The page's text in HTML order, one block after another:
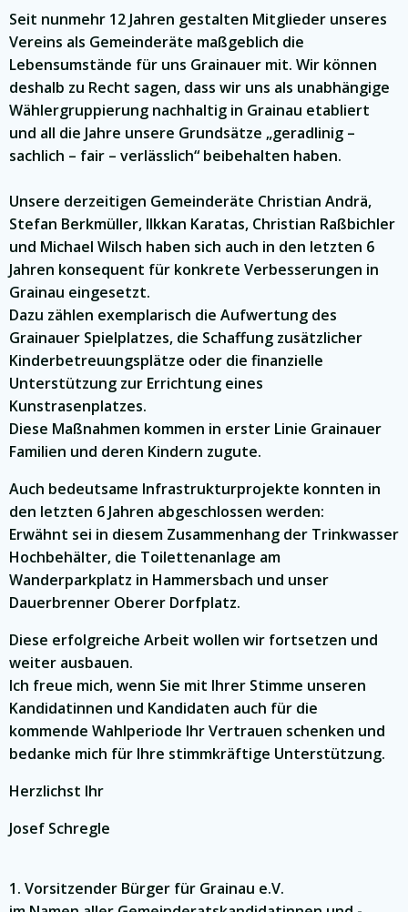
Seit nunmehr 12 Jahren gestalten Mitglieder unseres
Vereins als Gemeinderäte maßgeblich die
Lebensumstände für uns Grainauer mit. Wir können
deshalb zu Recht sagen, dass wir uns als unabhängige
Wählergruppierung nachhaltig in Grainau etabliert
und all die Jahre unsere Grundsätze „geradlinig –
sachlich – fair – verlässlich“ beibehalten haben.
Unsere derzeitigen Gemeinderäte Christian Andrä,
Stefan Berkmüller, Ilkkan Karatas, Christian Raßbichler
und Michael Wilsch haben sich auch in den letzten 6
Jahren konsequent für konkrete Verbesserungen in
Grainau eingesetzt.
Dazu zählen exemplarisch die Aufwertung des
Grainauer Spielplatzes, die Schaffung zusätzlicher
Kinderbetreuungsplätze oder die finanzielle
Unterstützung zur Errichtung eines
Kunstrasenplatzes.
Diese Maßnahmen kommen in erster Linie Grainauer
Familien und deren Kindern zugute.
Auch bedeutsame Infrastrukturprojekte konnten in
den letzten 6 Jahren abgeschlossen werden:
Erwähnt sei in diesem Zusammenhang der Trinkwasser
Hochbehälter, die Toilettenanlage am
Wanderparkplatz in Hammersbach und unser
Dauerbrenner Oberer Dorfplatz.
Diese erfolgreiche Arbeit wollen wir fortsetzen und
weiter ausbauen.
Ich freue mich, wenn Sie mit Ihrer Stimme unseren
Kandidatinnen und Kandidaten auch für die
kommende Wahlperiode Ihr Vertrauen schenken und
bedanke mich für Ihre stimmkräftige Unterstützung.
Herzlichst Ihr
Josef Schregle
1. Vorsitzender Bürger für Grainau e.V.